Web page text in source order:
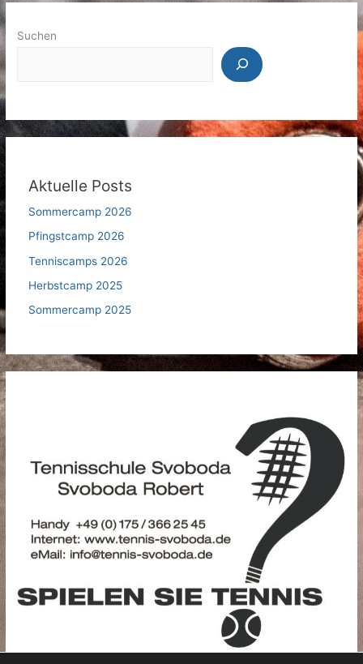
Suchen
Aktuelle Posts
Sommercamp 2026
Pfingstcamp 2026
Tenniscamps 2026
Herbstcamp 2025
Sommercamp 2025